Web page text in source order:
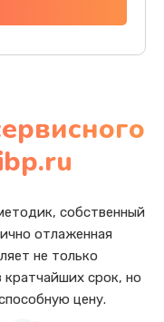
собственный
отлаженная
не только
срок, но
цену.